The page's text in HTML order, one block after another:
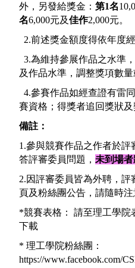
外，另發給獎金： 第1名
名6,000元及佳作2,000元。
2.前述獎金額度得依年度
3.為維持參展作品之水準
及作品水準，調整獎項數量
4.參賽作品如經查證有雷
賽資格；得獎者追回獎狀及
備註：
1.參與競賽作品之作者於評
答評審委員問題， 未到場
2.因評審委員皆為外聘，
頁及粉絲團公告，請隨時注
*競賽表格： 請至理工學院
下載
* 理工學院粉絲團：
https://www.facebook.com/